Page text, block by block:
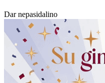
Dar nepasidalino